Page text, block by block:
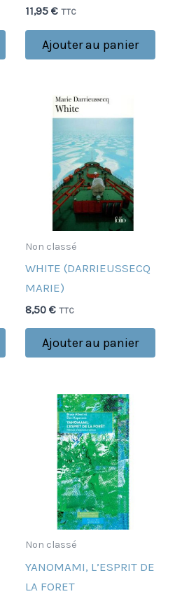
11,95 € TTC
Ajouter au panier
Non classé
WHITE (DARRIEUSSECQ
MARIE)
8,50 € TTC
Ajouter au panier
Non classé
YANOMAMI, L’ESPRIT DE
LA FORET